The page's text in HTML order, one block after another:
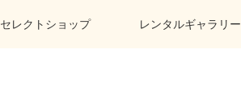
セレクトショップ レンタルギャラリー